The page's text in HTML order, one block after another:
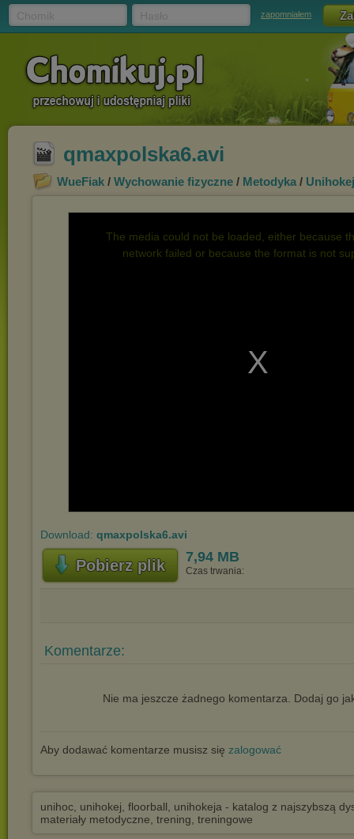
zapomniałem
qmaxpolska6.avi
WueFiak / Wychowanie fizyczne / Metodyka / Unihokej
The media could not be loaded, either because
network failed or because the format is not
Download: qmaxpolska6.avi
Pobierz plik 7,94 MB
Czas trwania:
Komentarze:
Nie ma jeszcze żadnego komentarza. Dodaj go
Aby dodawać komentarze musisz się zalogować
unihoc, unihokej, floorball, unihokeja - katalog z najszybszą
materiały metodyczne, trening, treningowe